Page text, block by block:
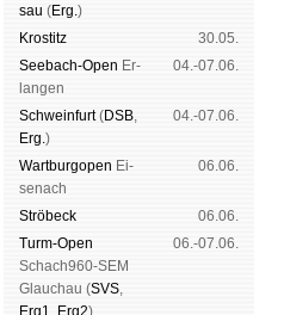
sau (Erg.)
Kros­titz
30.05.
See­bach-Open Er­
lan­gen
04.-07.06.
Schwein­furt(DSB,
Erg.)
04.-07.06.
Wart­burg­open Ei­
se­nach
06.06.
Strö­beck
06.06.
Turm-Open
Schach960-SEM
Glau­chau (SVS,
Erg1, Erg2)
06.-07.06.